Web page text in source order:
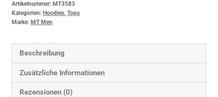
Artikelnummer: MT3583
Kategorien: Hoodies Tops
Marke: MT Men
Beschreibung
Zusätzliche Informationen
Rezensionen (0)